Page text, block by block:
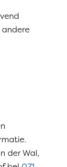
andere
der Wal,